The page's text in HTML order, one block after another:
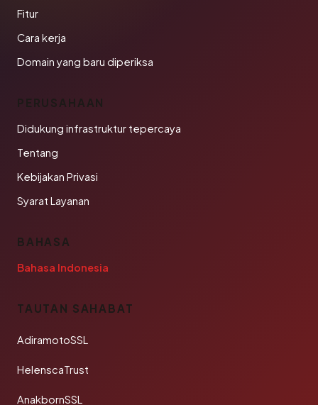
Fitur
Cara kerja
Domain yang baru diperiksa
PERUSAHAAN
Didukung infrastruktur tepercaya
Tentang
Kebijakan Privasi
Syarat Layanan
BAHASA
Bahasa Indonesia
TAUTAN SAHABAT
AdiramotoSSL
HelenscaTrust
AnakbornSSL